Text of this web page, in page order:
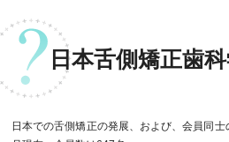
日本舌側矯正歯
日本での舌側矯正の発展、および、会員同